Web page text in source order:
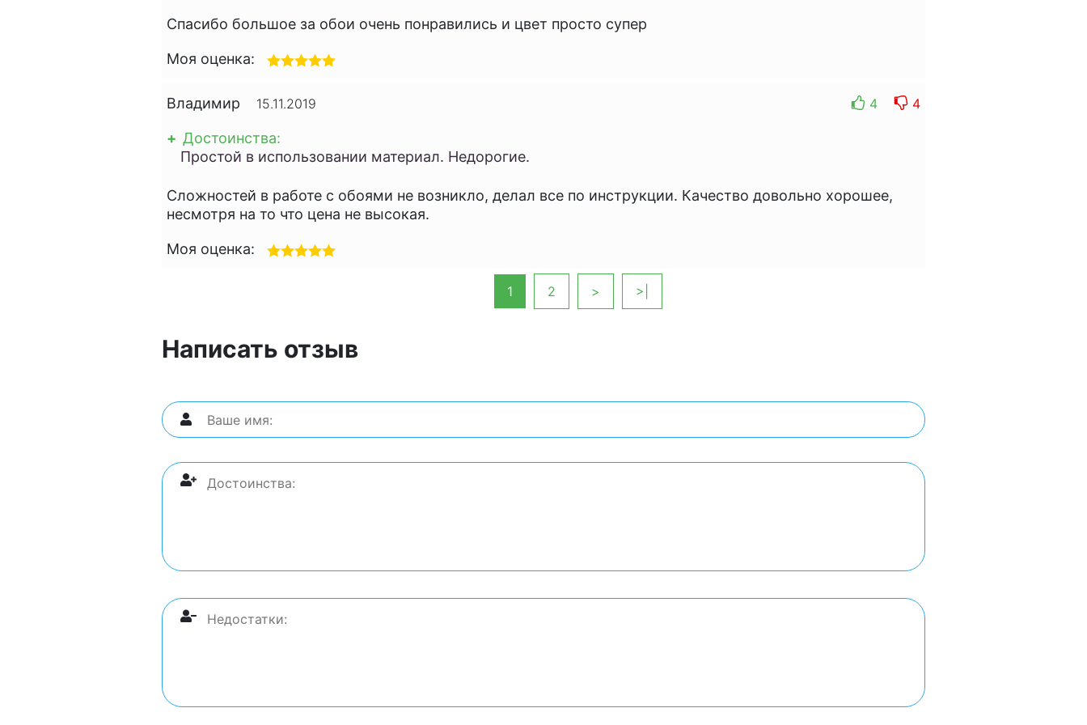
Спасибо большое за обои очень понравились и цвет просто супер
Моя оценка:
Владимир 15.11.2019 4 4
+ Достоинства:
Простой в использовании материал. Недорогие.
Сложностей в работе с обоями не возникло, делал все по инструкции. Качество довольно хорошее,
несмотря на то что цена не высокая.
Моя оценка:
1 2 > >|
Написать отзыв